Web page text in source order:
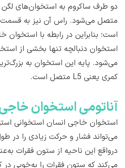
دو طرف ساکروم به استخوان‌های
متصل می‌شود. راس آن نیز به قسمت
است؛ بنابراین در رابطه با استخوان
استخوان دنبالچه تنها بخشی از
می‌شود. پایه این استخوان به
کمری یعنی L5 متصل است.
آناتومی استخوان
استخوان خاجی انسان استخوانی
می‌تواند فشار و حرکت زیادی را در
درواقع این ناحیه از ستون فقرات
می‌کند که ستون فقرات را به‌خوبی در